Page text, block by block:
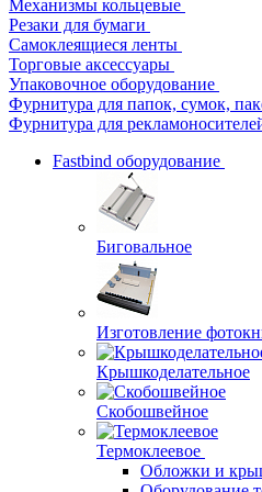
Механизмы кольцевые
Резаки для бумаги
Самоклеящиеся ленты
Торговые аксессуары
Упаковочное оборудование
Фурнитура для папок, сумок,
Фурнитура для
Fastbind оборудование
Биговальное
Изготовление
Крышкоделательное
Скобошвейное
Термоклеевое
Обложки и